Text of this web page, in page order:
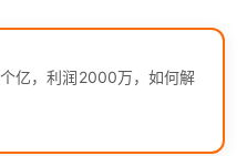
亿，利润2000万，如何解